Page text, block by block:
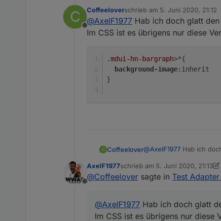
gradient(to left, #F44336 0px,
@ AxelF1977
Ich habe
Wenn du die CSS
sowas, einmal mit to
Zuerst: Sehr geil
Das CSS habe ich
es einfach gelassen, und
C
Offline
Coffeeloverschrieb am 5. Juni 2020, 21:12
zuletzt editiert von
@AxelF1977 Hab ich doch glatt
Im CSS ist es übrigens nur diese
.mdui-hn-bargraph>*{
background-image:inherit
}
C Coffeelover@AxelF1977 Hab ich
.mdui-hn-bargraph>*{
background-
Offline
AxelF1977schrieb am 5. Juni 2020, 21:13
zuletzt editiert von AxelF19776.
@Coffeelover sagte in Test
@AxelF1977 Hab ich doch glatt
Im CSS ist es übrigens nur diese